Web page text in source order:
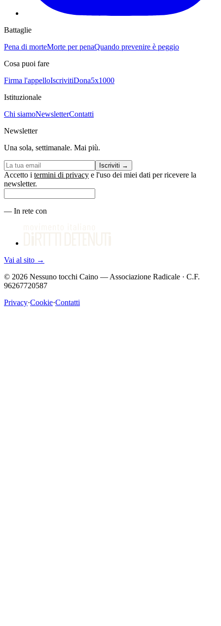
Battaglie
Pena di morteMorte per penaQuando prevenire è peggio
Cosa puoi fare
Firma l'appelloIscrivitiDona5x1000
Istituzionale
Chi siamoNewsletterContatti
Newsletter
Una sola, settimanale. Mai più.
Iscriviti →
Accetto i termini di privacy e l'uso dei miei dati per ricevere la
newsletter.
— In rete con
Vai al sito →
© 2026 Nessuno tocchi Caino — Associazione Radicale · C.F.
96267720587
Privacy·Cookie·Contatti